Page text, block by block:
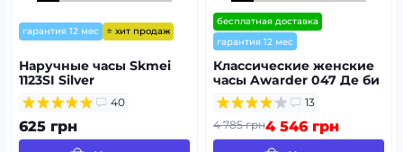
гарантия 12 мес ⭐ хит продаж
Наручные часы Skmei
1123SI Silver
40
625 грн
бесплатная доставка
гарантия 12 мес
Классические женские
часы Awarder 047 Де би
не була
13
4 785 грн4 546 грн